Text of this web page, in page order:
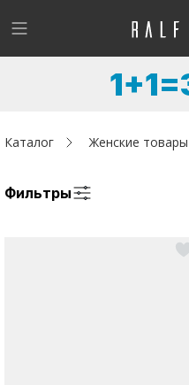
!
Женщинам
Возникли вопросы? -
Каталог Женские товары
Фильтры